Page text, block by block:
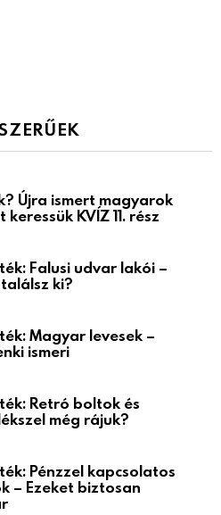
Újra ismert magyarok
KVÍZ 11. rész
Falusi udvar lakói –
ki?
Magyar levesek –
ismeri
Retró boltok és
még rájuk?
Pénzzel kapcsolatos
– Ezeket biztosan